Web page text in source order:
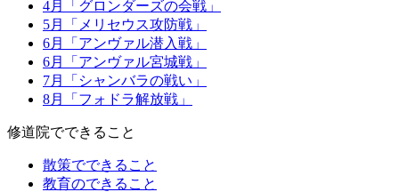
4月「グロンダーズの会戦」
5月「メリセウス攻防戦」
6月「アンヴァル潜入戦」
6月「アンヴァル宮城戦」
7月「シャンバラの戦い」
8月「フォドラ解放戦」
修道院でできること
散策でできること
教育のできること